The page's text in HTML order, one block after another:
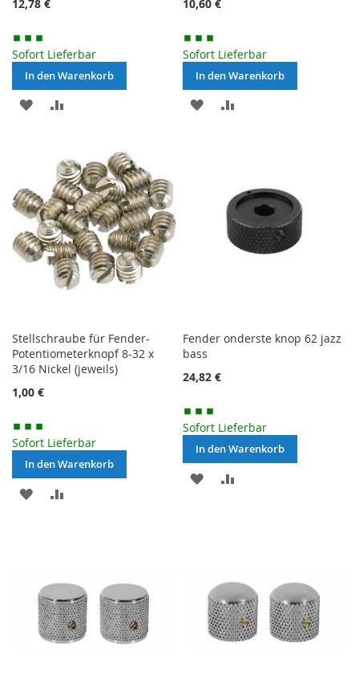
12,78 €
Sofort Lieferbar
In den Warenkorb
MERKEN
HINZUFÜGEN
10,60 €
Sofort Lieferbar
In den Warenkorb
MERKEN
Stellschraube für Fender-
Potentiometerknopf 8-32 x
3/16 Nickel (jeweils)
1,00 €
Sofort Lieferbar
In den Warenkorb
MERKEN
Fender onderste knop 62 jazz
bass
24,82 €
Sofort Lieferbar
In den Warenkorb
MERKEN